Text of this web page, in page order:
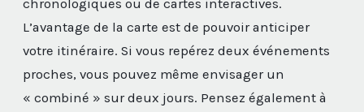
chronologiques ou de cartes interactives.
L’avantage de la carte est de pouvoir anticiper
votre itinéraire. Si vous repérez deux événements
proches, vous pouvez même envisager un
« combiné » sur deux jours. Pensez également à